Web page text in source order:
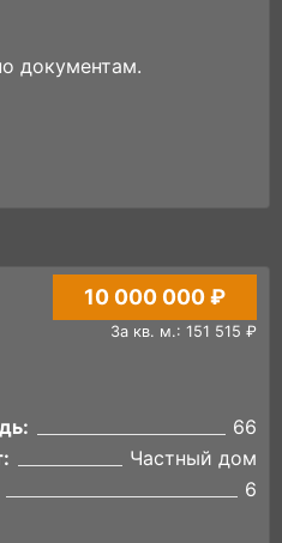
документам.
10 000 000 ₽
За кв. м.: 151 515 ₽
66
Частный дом
6